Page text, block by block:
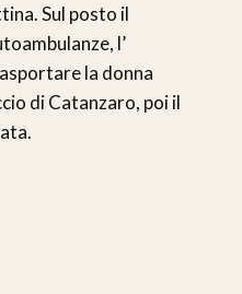
Sul posto il
l’
la donna
di Catanzaro, poi il